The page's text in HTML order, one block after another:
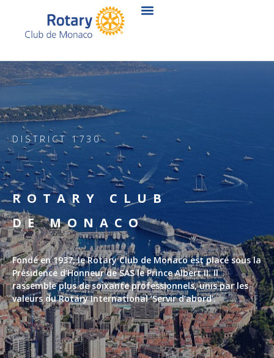
contenu
DISTRICT 1730
ROTARY CLUB
DE MONACO
Fondé en 1937, le Rotary Club de Monaco est placé sous la
Présidence d’Honneur de SAS le Prince Albert II. Il
rassemble plus de soixante professionnels, unis par les
valeurs du Rotary International ‘Servir d’abord’.